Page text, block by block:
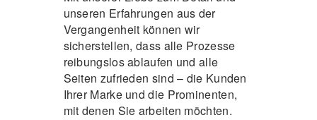
unseren Erfahrungen aus der
Vergangenheit können wir
sicherstellen, dass alle Prozesse
reibungslos ablaufen und alle
Seiten zufrieden sind – die Kunden
Ihrer Marke und die Prominenten,
mit denen Sie arbeiten möchten.